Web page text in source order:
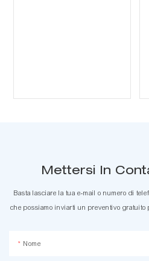
Mettersi In
Basta lasciare la tua e-mail o numero di
che possiamo inviarti un preventivo gratuito
Nome